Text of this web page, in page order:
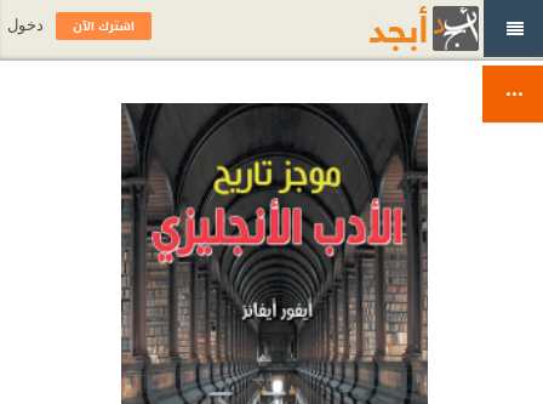
اشترك الآن دخول